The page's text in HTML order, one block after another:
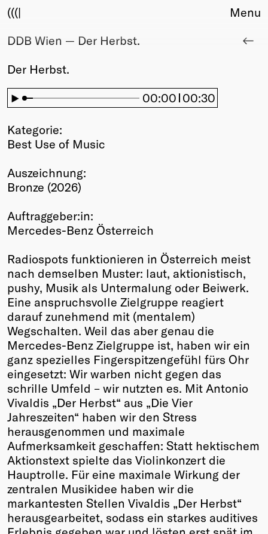
(((|
About
Award
Fair Work
TBD
Events
Past
Info
Members
Friends of Creativity
Winners
2026
Past
Annual
Menu
DDB Wien — Der Herbst.
Der Herbst.
00:00 00:30
Kategorie:
Best Use of Music
Auszeichnung:
Bronze (2026)
Auftraggeber:in:
Mercedes-Benz Österreich
Radiospots funktionieren in Österreich meist
nach demselben Muster: laut, aktionistisch,
pushy, Musik als Untermalung oder Beiwerk.
Eine anspruchsvolle Zielgruppe reagiert
darauf zunehmend mit (mentalem)
Wegschalten. Weil das aber genau die
Mercedes-Benz Zielgruppe ist, haben wir ein
ganz spezielles Fingerspitzengefühl fürs Ohr
eingesetzt: Wir warben nicht gegen das
schrille Umfeld – wir nutzten es. Mit Antonio
Vivaldis „Der Herbst“ aus „Die Vier
Jahreszeiten“ haben wir den Stress
herausgenommen und maximale
Aufmerksamkeit geschaffen: Statt hektischem
Aktionstext spielte das Violinkonzert die
Hauptrolle. Für eine maximale Wirkung der
zentralen Musikidee haben wir die
markantesten Stellen Vivaldis „Der Herbst“
herausgearbeitet, sodass ein starkes auditives